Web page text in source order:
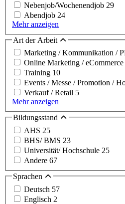
Nebenjob/Wochenendjob 29
Abendjob 24
Mehr anzeigen
Art der Arbeit
Marketing / Kommunikation /
Online Marketing / eCommerce
Training 10
Events / Messe / Promotion /
Verkauf / Retail 5
Mehr anzeigen
Bildungsstand
AHS 25
BHS/ BMS 23
Universität/ Hochschule 25
Andere 67
Sprachen
Deutsch 57
Englisch 2